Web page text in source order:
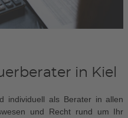
in Kiel
individuell als Berater in allen
und Recht rund um Ihr